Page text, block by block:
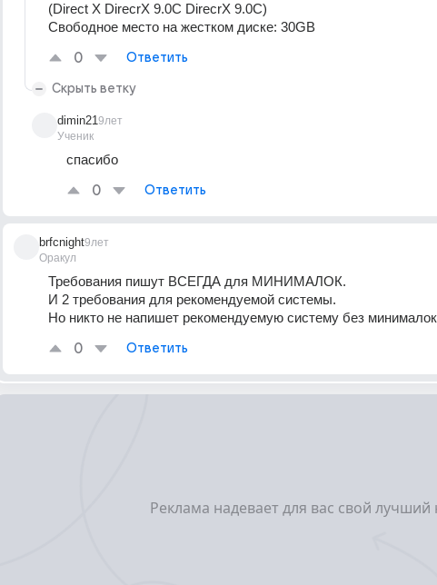
(Direct X DirecrX 9.0C DirecrX 9.0C)
Свободное место на жестком диске: 30GB
0 Ответить
Скрыть ветку
dimin21
Ученик
9лет
спасибо
0 Ответить
brfcnight
Оракул
9лет
Требования пишут ВСЕГДА для МИНИМАЛОК.
И 2 требования для рекомендуемой системы.
Но никто не напишет рекомендуемую систему без
0 Ответить